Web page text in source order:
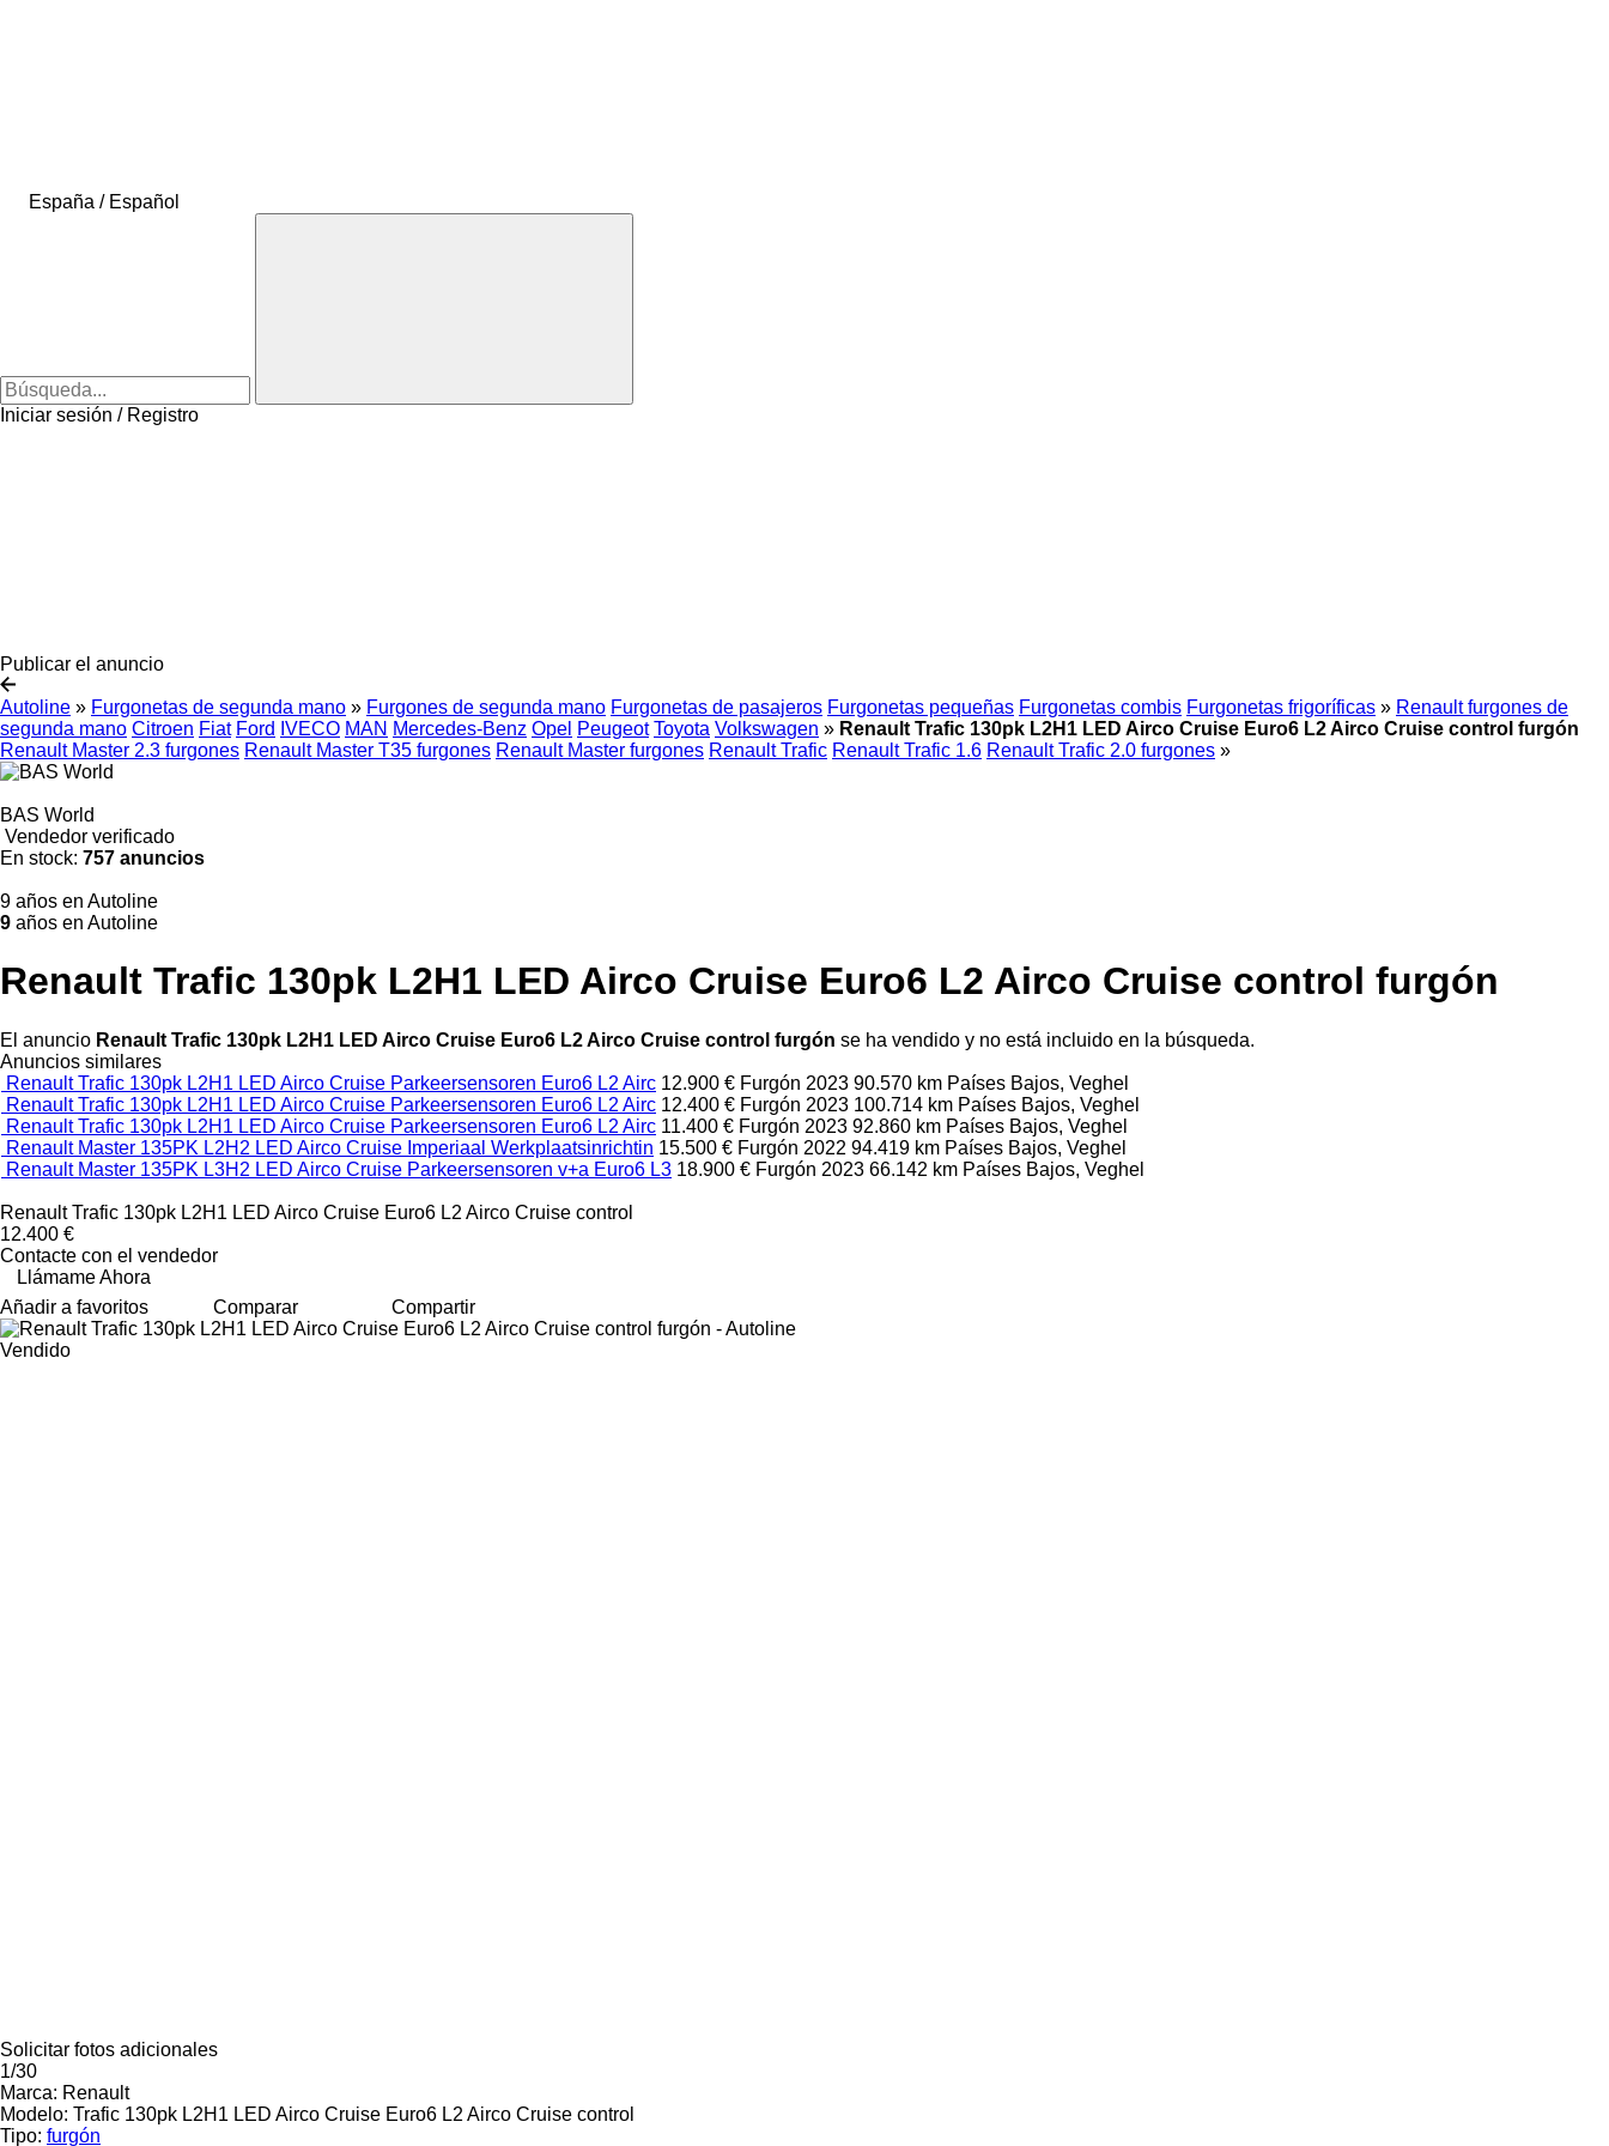
España / Español
Iniciar sesión / Registro
Publicar el anuncio
Autoline » Furgonetas de segunda mano » Furgones de segunda mano Furgonetas de pasajeros Furgonetas pequeñas Furgonetas combis Furgonetas frigoríficas » Renault furgones de
segunda mano Citroen Fiat Ford IVECO MAN Mercedes-Benz Opel Peugeot Toyota Volkswagen » Renault Trafic 130pk L2H1 LED Airco Cruise Euro6 L2 Airco Cruise control furgón
Renault Master 2.3 furgones Renault Master T35 furgones Renault Master furgones Renault Trafic Renault Trafic 1.6 Renault Trafic 2.0 furgones »
BAS World
Vendedor verificado
En stock: 757 anuncios
9 años en Autoline
9 años en Autoline
Renault Trafic 130pk L2H1 LED Airco Cruise Euro6 L2 Airco Cruise control furgón
El anuncio Renault Trafic 130pk L2H1 LED Airco Cruise Euro6 L2 Airco Cruise control furgón se ha vendido y no está incluido en la búsqueda.
Anuncios similares
Renault Trafic 130pk L2H1 LED Airco Cruise Parkeersensoren Euro6 L2 Airc 12.900 € Furgón 2023 90.570 km Países Bajos, Veghel
Renault Trafic 130pk L2H1 LED Airco Cruise Parkeersensoren Euro6 L2 Airc 12.400 € Furgón 2023 100.714 km Países Bajos, Veghel
Renault Trafic 130pk L2H1 LED Airco Cruise Parkeersensoren Euro6 L2 Airc 11.400 € Furgón 2023 92.860 km Países Bajos, Veghel
Renault Master 135PK L2H2 LED Airco Cruise Imperiaal Werkplaatsinrichtin 15.500 € Furgón 2022 94.419 km Países Bajos, Veghel
Renault Master 135PK L3H2 LED Airco Cruise Parkeersensoren v+a Euro6 L3 18.900 € Furgón 2023 66.142 km Países Bajos, Veghel
Renault Trafic 130pk L2H1 LED Airco Cruise Euro6 L2 Airco Cruise control
12.400 €
Contacte con el vendedor
Llámame Ahora
Añadir a favoritos
Comparar Compartir
Vendido
Solicitar fotos adicionales
1/30
Marca: Renault
Modelo: Trafic 130pk L2H1 LED Airco Cruise Euro6 L2 Airco Cruise control
Tipo: furgón